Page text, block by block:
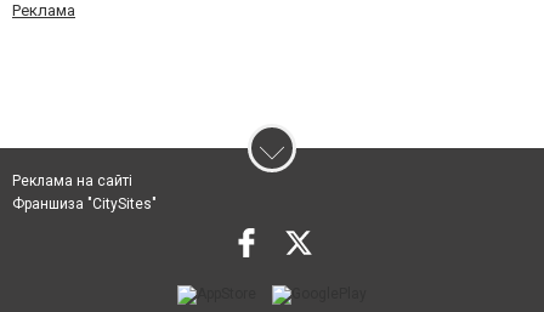
Реклама
Реклама на сайті
Франшиза "CitySites"